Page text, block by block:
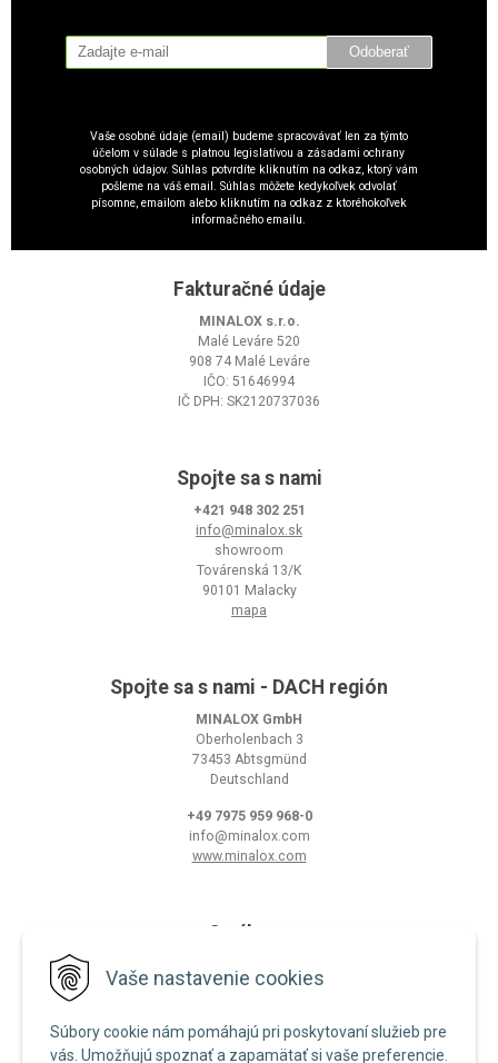
Vaše nastavenie cookies
Súbory cookie nám pomáhajú pri poskytovaní služieb pre
vás. Umožňujú spoznať a zapamätať si vaše preferencie.
Odoberať
Vaše osobné údaje (email) budeme spracovávať len za týmto
účelom v súlade s platnou legislatívou a zásadami ochrany
osobných údajov. Súhlas potvrdíte kliknutím na odkaz, ktorý vám
pošleme na váš email. Súhlas môžete kedykoľvek odvolať
písomne, emailom alebo kliknutím na odkaz z ktoréhokoľvek
informačného emailu.
Fakturačné údaje
MINALOX s.r.o.
Malé Leváre 520
908 74 Malé Leváre
IČO: 51646994
IČ DPH: SK2120737036
Spojte sa s nami
+421 948 302 251
info@minalox.sk
showroom
Továrenská 13/K
90101 Malacky
mapa
Spojte sa s nami - DACH región
MINALOX GmbH
Oberholenbach 3
73453 Abtsgmünd
Deutschland
+49 7975 959 968-0
info@minalox.com
www.minalox.com
O nákupe
Zásady používania cookies